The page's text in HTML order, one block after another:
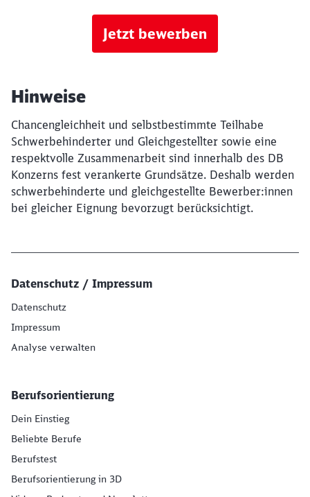
Jetzt bewerben
Hinweise
Chancengleichheit und selbstbestimmte Teilhabe
Schwerbehinderter und Gleichgestellter sowie eine
respektvolle Zusammenarbeit sind innerhalb des DB
Konzerns fest verankerte Grundsätze. Deshalb werden
schwerbehinderte und gleichgestellte Bewerber:innen
bei gleicher Eignung bevorzugt berücksichtigt.
Datenschutz / Impressum
Datenschutz
Impressum
Analyse verwalten
Berufsorientierung
Dein Einstieg
Beliebte Berufe
Berufstest
Berufsorientierung in 3D